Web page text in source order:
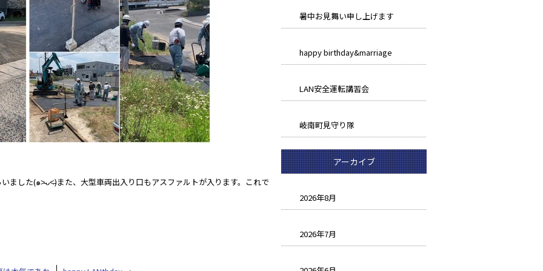
ました(๑˃̵ᴗ˂̵)また、大型車両出入り口もアスファルトが入ります。これで
暑中お見舞い申し上げます
happy birthday&marriage
LAN安全運転講習会
岐南町見守り隊
アーカイブ
2026年8月
2026年7月